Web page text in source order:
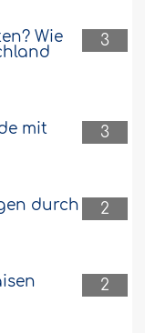
3
Wie
3
mit
2
durch
2